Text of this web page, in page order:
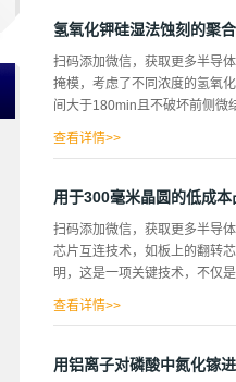
0.69纳米/分钟提高到1.09纳米/
厚的氮化镓外层晶片，这个正
晶片上沉积一个1µm厚的二氧
体的干蚀刻进行蚀刻，将图案
氢氧化钾硅湿法蚀刻的聚
扫码添加微信，获取更多半导
掩模，考虑了不同浓度的氢氧
间大于180min且不破坏前侧微
排出氢气泡，并更好地对样品
秒，然后分三个步骤进行硬烘
免在氢氧化钾蚀刻过程中出现
除液约20-40min，使保护层溶
查看详情>>
用于300毫米晶圆的低成本
扫码添加微信，获取更多半导
芯片互连技术，如板上的翻转
明，这是一项关键技术，不仅
需要昂贵的步进和12英寸的溅
查看详情>>
用铝离子对磷酸中氮化镓